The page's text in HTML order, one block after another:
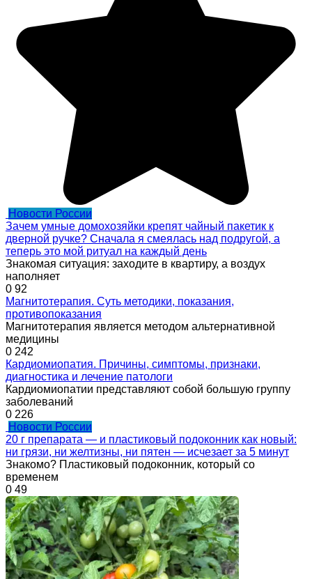
Новости России
Зачем умные домохозяйки крепят чайный пакетик к
дверной ручке? Сначала я смеялась над подругой, а
теперь это мой ритуал на каждый день
Знакомая ситуация: заходите в квартиру, а воздух
наполняет
0 92
Магнитотерапия. Суть методики, показания,
противопоказания
Магнитотерапия является методом альтернативной
медицины
0 242
Кардиомиопатия. Причины, симптомы, признаки,
диагностика и лечение патологи
Кардиомиопатии представляют собой большую группу
заболеваний
0 226
Новости России
20 г препарата — и пластиковый подоконник как новый:
ни грязи, ни желтизны, ни пятен — исчезает за 5 минут
Знакомо? Пластиковый подоконник, который со
временем
0 49